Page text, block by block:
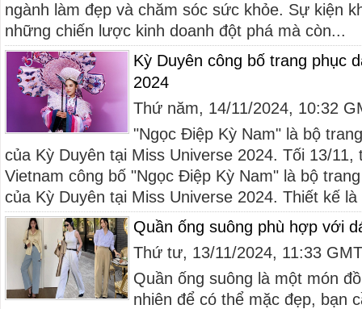
ngành làm đẹp và chăm sóc sức khỏe. Sự kiện
những chiến lược kinh doanh đột phá mà còn...
Kỳ Duyên công bố trang phục
2024
Thứ năm, 14/11/2024, 10:32
"Ngọc Điệp Kỳ Nam" là bộ
của Kỳ Duyên tại Miss Universe 2024. Tối 13/11,
Vietnam công bố "Ngọc Điệp Kỳ Nam" là bộ
của Kỳ Duyên tại Miss Universe 2024. Thiết kế
Quần ống suông phù hợp với
Thứ tư, 13/11/2024, 11:33
Quần ống suông là một món
nhiên để có thể mặc đẹp, bạn